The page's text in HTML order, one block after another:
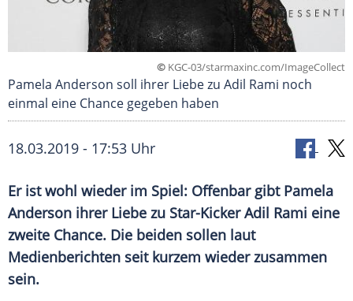
© KGC-03/starmaxinc.com/ImageCollect
Pamela Anderson soll ihrer Liebe zu Adil Rami noch
einmal eine Chance gegeben haben
18.03.2019 - 17:53 Uhr
Er ist wohl wieder im Spiel: Offenbar gibt Pamela
Anderson ihrer Liebe zu Star-KickerAdil Rami eine
zweite Chance. Die beiden sollen laut
Medienberichten seit kurzem wieder zusammen
sein.